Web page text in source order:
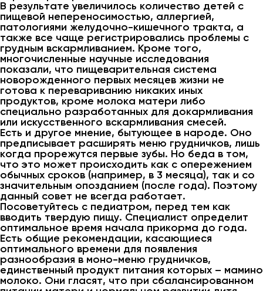
В результате увеличилось количество детей с
пищевой непереносимостью, аллергией,
патологиями желудочно-кишечного тракта, а
также все чаще регистрировались проблемы с
грудным вскармливанием. Кроме того,
многочисленные научные исследования
показали, что пищеварительная система
новорожденного первых месяцев жизни не
готова к перевариванию никаких иных
продуктов, кроме молока матери либо
специально разработанных для докармливания
или искусственного вскармливания смесей.
Есть и другое мнение, бытующее в народе. Оно
предписывает расширять меню грудничков, лишь
когда прорежутся первые зубы. Но беда в том,
что это может происходить как с опережением
обычных сроков (например, в 3 месяца), так и со
значительным опозданием (после года). Поэтому
данный совет не всегда работает.
Посоветуйтесь с педиатром, перед тем как
вводить твердую пищу. Специалист определит
оптимальное время начала прикорма до года.
Есть общие рекомендации, касающиеся
оптимального времени для появления
разнообразия в моно-меню грудничков,
единственный продукт питания которых – мамино
молоко. Они гласят, что при сбалансированном